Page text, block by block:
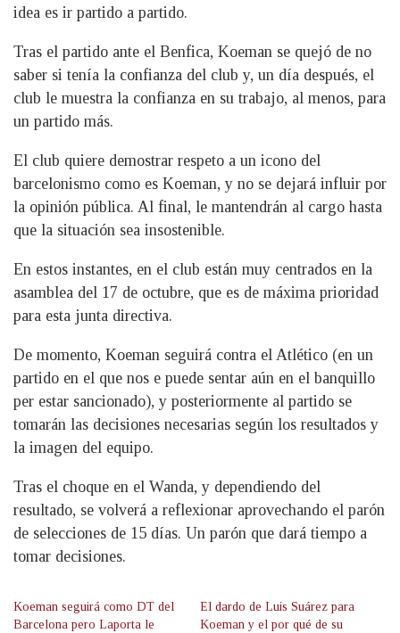
idea es ir partido a partido.
Tras el partido ante el Benfica, Koeman se quejó de no
saber si tenía la confianza del club y, un día después, el
club le muestra la confianza en su trabajo, al menos, para
un partido más.
El club quiere demostrar respeto a un icono del
barcelonismo como es Koeman, y no se dejará influir por
la opinión pública. Al final, le mantendrán al cargo hasta
que la situación sea insostenible.
En estos instantes, en el club están muy centrados en la
asamblea del 17 de octubre, que es de máxima prioridad
para esta junta directiva.
De momento, Koeman seguirá contra el Atlético (en un
partido en el que nos e puede sentar aún en el banquillo
per estar sancionado), y posteriormente al partido se
tomarán las decisiones necesarias según los resultados y
la imagen del equipo.
Tras el choque en el Wanda, y dependiendo del
resultado, se volverá a reflexionar aprovechando el parón
de selecciones de 15 días. Un parón que dará tiempo a
tomar decisiones.
Koeman seguirá como DT del
Barcelona pero Laporta le
El dardo de Luis Suárez para
Koeman y el por qué de su